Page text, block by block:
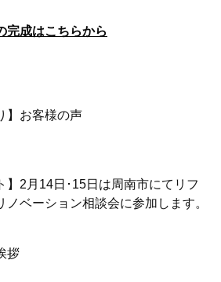
完成はこちらから
】お客様の声
】2月14日･15日は周南市にてリフ
ノベーション相談会に参加します。
拶